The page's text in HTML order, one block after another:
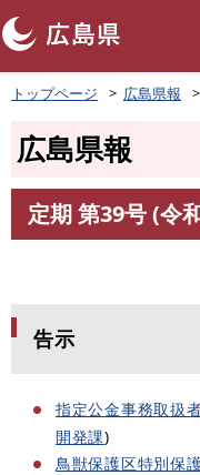
ペ
ー
頭
す
トップページ 広島県報
広島県報
文
定期 第39号 (令
告示
指定公金事務取扱
開発課)
鳥獣保護区特別保